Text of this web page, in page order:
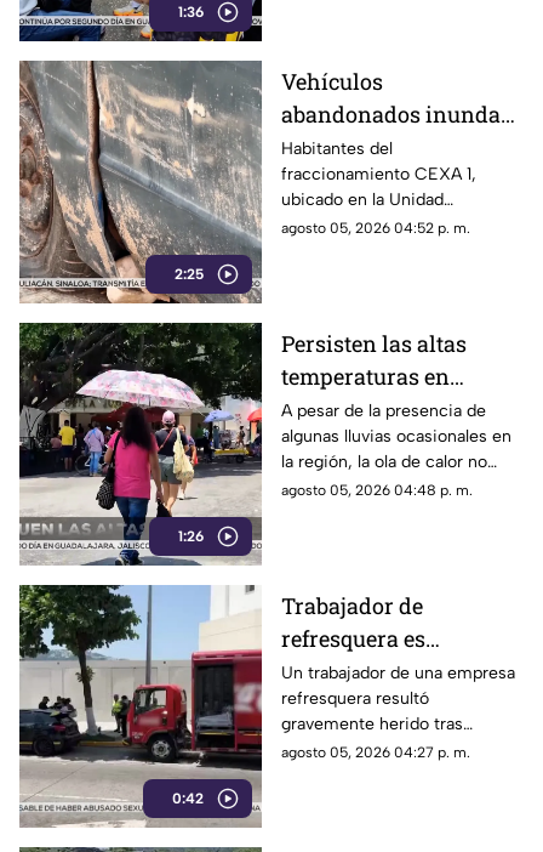
1:36
a cabo en Orizaba, Veracruz,
del 19 al 23 de agosto.
2:25
Vehículos
abandonados inundan
la Unidad Habitacional
Colosio: Vecinos
denuncian foco de
infección e inseguridad
Habitantes del
fraccionamiento CEXA 1,
ubicado en la Unidad
Habitacional Colosio, han
automóviles abandonados en la
vía pública.
agosto 05, 2026 04:52 p. m.
1:26
Persisten las altas
temperaturas en
Guerrero por efecto de
la canícula
A pesar de la presencia de
algunas lluvias ocasionales en
la región, la ola de calor no
cede en el estado de Guerrero.
agosto 05, 2026 04:48 p. m.
0:42
Trabajador de
refresquera es
atropellado en la
Costera Miguel Alemán
Un trabajador de una empresa
refresquera resultó
gravemente herido tras
resbalar de su camión y ser
agosto 05, 2026 04:27 p. m.